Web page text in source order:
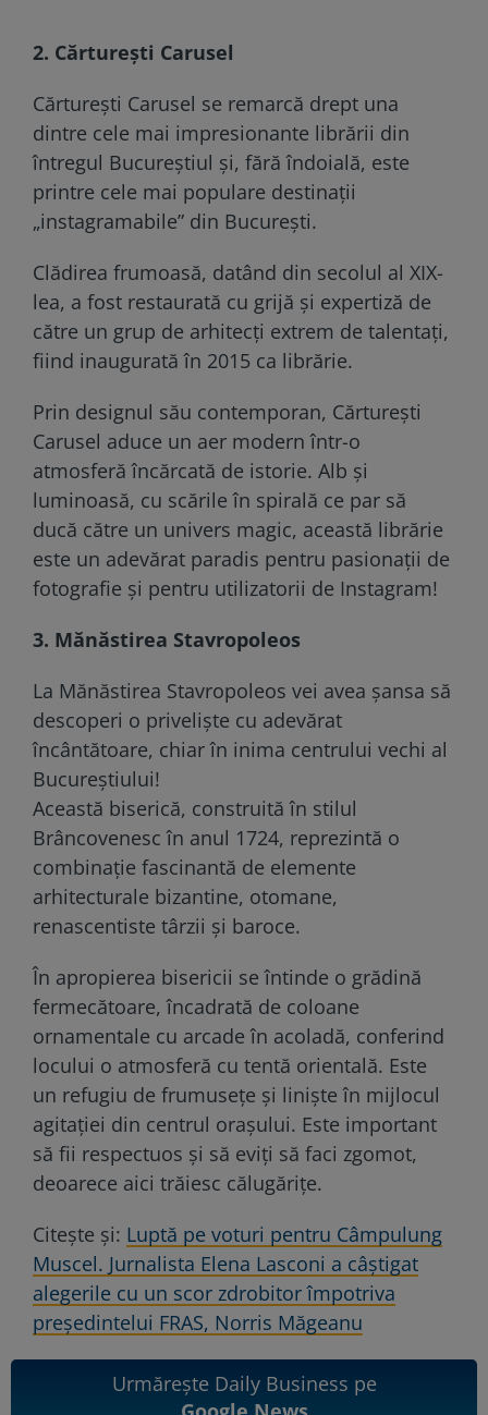
2. Cărturești Carusel
Cărturești Carusel se remarcă drept una
dintre cele mai impresionante librării din
întregul Bucureștiul și, fără îndoială, este
printre cele mai populare destinații
„instagramabile” din București.
Clădirea frumoasă, datând din secolul al XIX-
lea, a fost restaurată cu grijă și expertiză de
către un grup de arhitecți extrem de talentați,
fiind inaugurată în 2015 ca librărie.
Prin designul său contemporan, Cărturești
Carusel aduce un aer modern într-o
atmosferă încărcată de istorie. Alb și
luminoasă, cu scările în spirală ce par să
ducă către un univers magic, această librărie
este un adevărat paradis pentru pasionații de
fotografie și pentru utilizatorii de Instagram!
3. Mănăstirea Stavropoleos
La Mănăstirea Stavropoleos vei avea șansa să
descoperi o priveliște cu adevărat
încântătoare, chiar în inima centrului vechi al
Bucureștiului!
Această biserică, construită în stilul
Brâncovenesc în anul 1724, reprezintă o
combinație fascinantă de elemente
arhitecturale bizantine, otomane,
renascentiste târzii și baroce.
În apropierea bisericii se întinde o grădină
fermecătoare, încadrată de coloane
ornamentale cu arcade în acoladă, conferind
locului o atmosferă cu tentă orientală. Este
un refugiu de frumusețe și liniște în mijlocul
agitației din centrul orașului. Este important
să fii respectuos și să eviți să faci zgomot,
deoarece aici trăiesc călugărițe.
Citește și: Luptă pe voturi pentru Câmpulung
Muscel. Jurnalista Elena Lasconi a câștigat
alegerile cu un scor zdrobitor împotriva
președintelui FRAS, Norris Măgeanu
Urmărește Daily Business pe